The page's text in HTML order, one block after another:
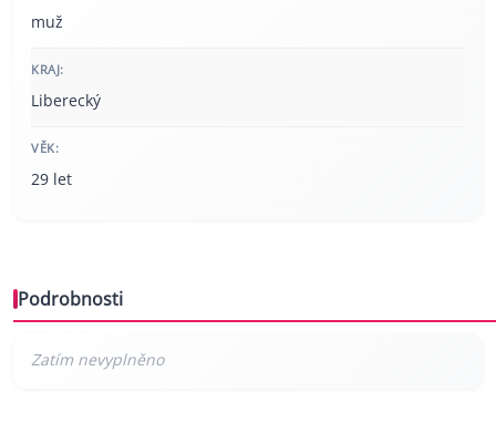
muž
KRAJ:
Liberecký
VĚK:
29 let
Podrobnosti